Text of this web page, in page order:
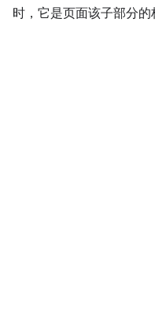
时，它是页面该子部分的